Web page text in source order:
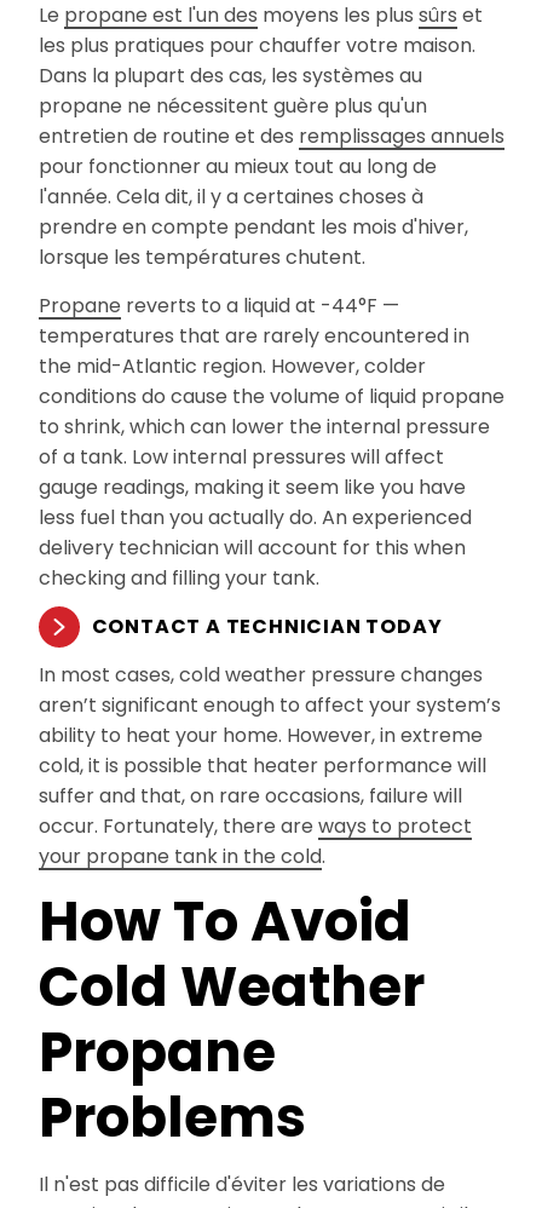
Le propane est l'un des moyens les plus sûrs et
les plus pratiques pour chauffer votre maison.
Dans la plupart des cas, les systèmes au
propane ne nécessitent guère plus qu'un
entretien de routine et des remplissages annuels
pour fonctionner au mieux tout au long de
l'année. Cela dit, il y a certaines choses à
prendre en compte pendant les mois d'hiver,
lorsque les températures chutent.
Propane reverts to a liquid at -44°F —
temperatures that are rarely encountered in
the mid-Atlantic region. However, colder
conditions do cause the volume of liquid propane
to shrink, which can lower the internal pressure
of a tank. Low internal pressures will affect
gauge readings, making it seem like you have
less fuel than you actually do. An experienced
delivery technician will account for this when
checking and filling your tank.
CONTACT A TECHNICIAN TODAY
In most cases, cold weather pressure changes
aren’t significant enough to affect your system’s
ability to heat your home. However, in extreme
cold, it is possible that heater performance will
suffer and that, on rare occasions, failure will
occur. Fortunately, there are ways to protect
your propane tank in the cold.
How To Avoid
Cold Weather
Propane
Problems
Il n'est pas difficile d'éviter les variations de